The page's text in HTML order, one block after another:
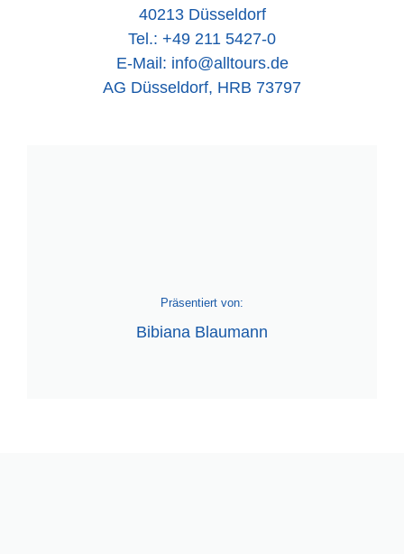
40213 Düsseldorf
Tel.: +49 211 5427-0
E-Mail: info@alltours.de
AG Düsseldorf, HRB 73797
Präsentiert von:
Bibiana Blaumann